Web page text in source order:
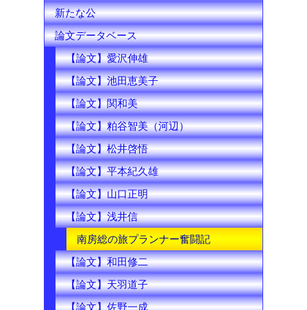
新たな公
論文データベース
【論文】愛沢伸雄
【論文】池田恵美子
【論文】関和美
【論文】粕谷智美（河辺）
【論文】松井啓悟
【論文】平本紀久雄
【論文】山口正明
【論文】浅井信
南房総の旅プランナー奮闘記
【論文】和田修二
【論文】天羽道子
【論文】佐野一成